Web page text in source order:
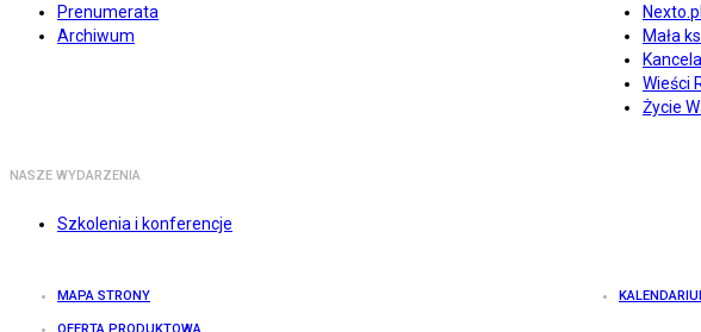
Prenumerata
Archiwum
Nexto.pl
Mała
Wieści
Życie
NASZE WYDARZENIA
Szkolenia i konferencje
MAPA STRONY